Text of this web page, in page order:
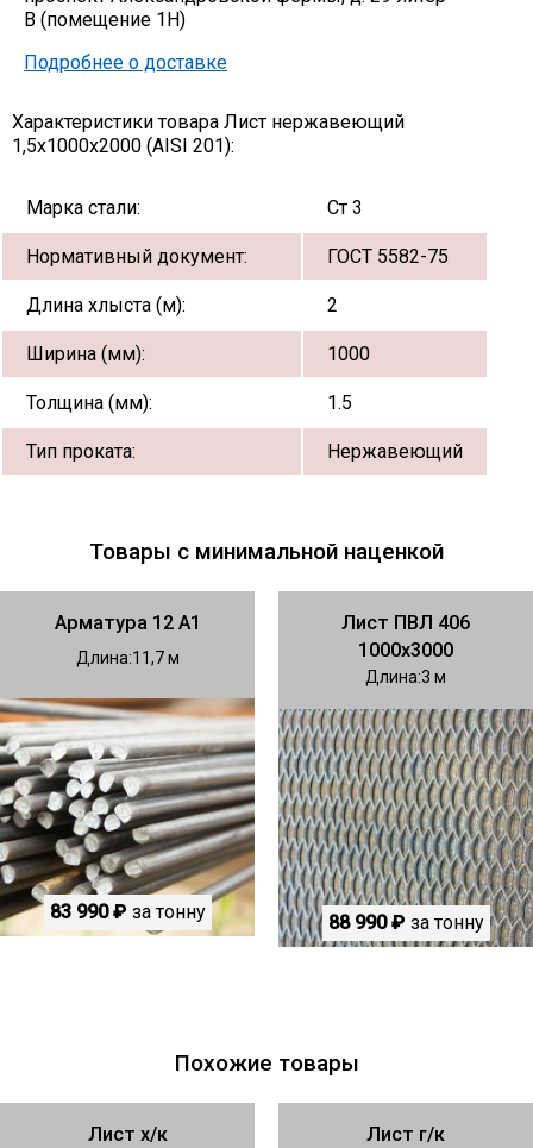
В (помещение 1Н)
Подробнее о доставке
Характеристики товара Лист нержавеющий
1,5х1000х2000 (AISI 201):
Марка стали: Ст 3
Нормативный документ: ГОСТ 5582-75
Длина хлыста (м): 2
Ширина (мм): 1000
Толщина (мм): 1.5
Тип проката: Нержавеющий
Товары с минимальной наценкой
Арматура 12 А1
Длина 11,7
83 990 ₽ за тонну
Лист ПВЛ 406
1000х3000
Длина 3
88 990 ₽ за тонну
Похожие товары
Лист х/к
Лист г/к